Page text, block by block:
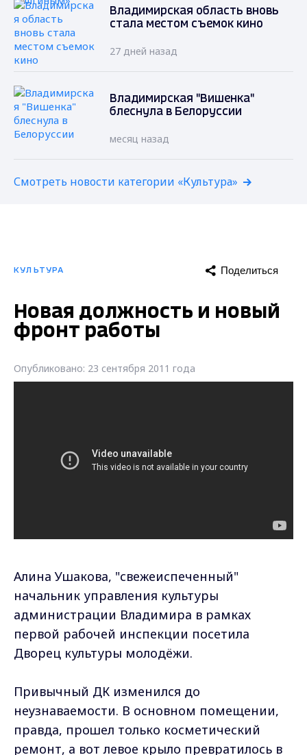
Владимирская область вновь
стала местом съемок кино
27 дней назад
Владимирская "Вишенка"
блеснула в Белоруссии
месяц назад
Смотреть новости категории «Культура»
КУЛЬТУРА Поделиться
Новая должность и новый
фронт работы
Опубликовано: 23 сентября 2011 года
Алина Ушакова, "свежеиспеченный"
начальник управления культуры
администрации Владимира в рамках
первой рабочей инспекции посетила
Дворец культуры молодёжи.
Привычный ДК изменился до
неузнаваемости. В основном помещении,
правда, прошел только косметический
ремонт, а вот левое крыло превратилось в